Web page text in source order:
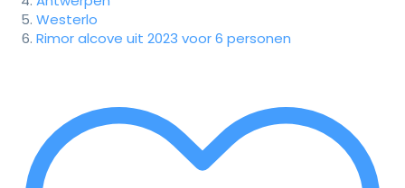
Westerlo
Rimor alcove uit 2023 voor 6 personen